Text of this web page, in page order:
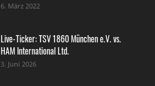
6. März 2022
Live-Ticker: TSV 1860 München e.V. vs.
HAM International Ltd.
3. Juni 2026